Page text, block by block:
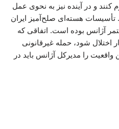
و در آینده نیز به نحوی عمل
تأسیسات هسته‌ای صلح‌آمیز ایران
آژانس بوده است. اتفاقی که
شود، حمله غیرقانونی
واقعیت را مدیرکل آژانس باید در